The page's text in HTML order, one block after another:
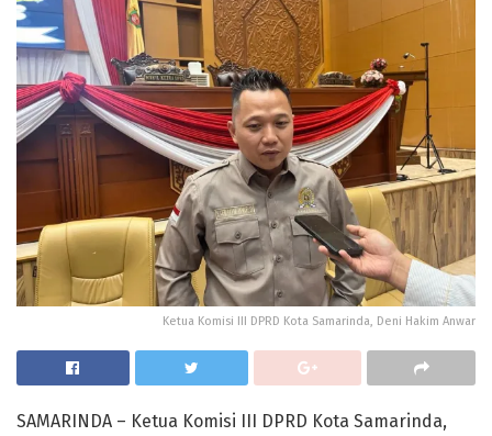
Ketua Komisi III DPRD Kota Samarinda, Deni Hakim Anwar
SAMARINDA – Ketua Komisi III DPRD Kota Samarinda,